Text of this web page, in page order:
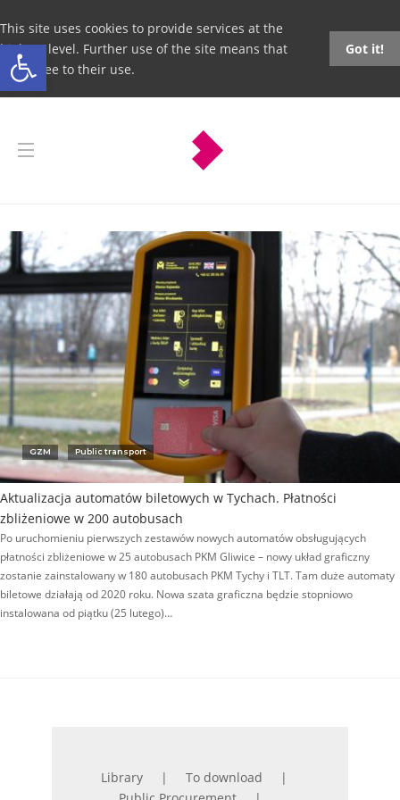
Open toolbar
This site uses cookies to provide services at the
highest level. Further use of the site means that
you agree to their use.
Got it!
GZM Public transport
Aktualizacja automatów biletowych w Tychach. Płatności
zbliżeniowe w 200 autobusach
Po uruchomieniu pierwszych zestawów nowych automatów obsługujących
płatności zbliżeniowe w 25 autobusach PKM Gliwice – nowy układ graficzny
zostanie zainstalowany w 180 autobusach PKM Tychy i TLT. Tam duże automaty
biletowe działają od 2020 roku. Nowa szata graficzna będzie stopniowo
instalowana od piątku (25 lutego)…
Library
To download